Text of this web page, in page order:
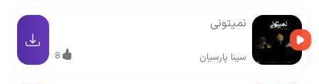
نمیتونی
سینا پارسیان 8